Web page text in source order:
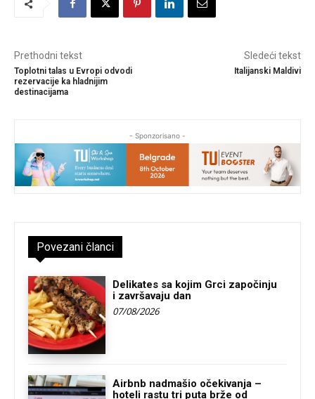
Prethodni tekst
Toplotni talas u Evropi odvodi
rezervacije ka hladnijim
destinacijama
Sledeći tekst
Italijanski Maldivi
- Sponzorisano -
Povezani članci
Delikates sa kojim Grci započinju
i završavaju dan
07/08/2026
Airbnb nadmašio očekivanja –
hoteli rastu tri puta brže od